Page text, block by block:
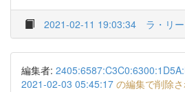
2021-02-11 19:03:34 ラ・リ
編集者:
2021-02-03 05:45:17 の編集で削除